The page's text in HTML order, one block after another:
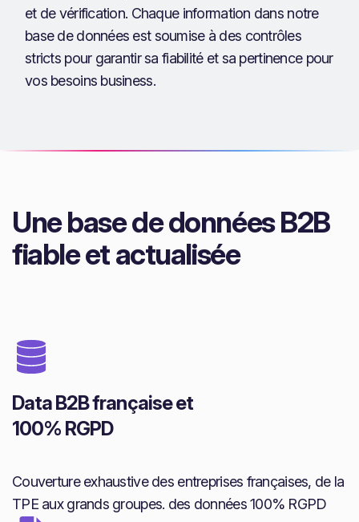
et de vérification. Chaque information dans notre
base de données est soumise à des contrôles
stricts pour garantir sa fiabilité et sa pertinence pour
vos besoins business.
Une base de données B2B
fiable et actualisée
Data B2B française et
100% RGPD
Couverture exhaustive des entreprises françaises, de la
TPE aux grands groupes. des données 100% RGPD